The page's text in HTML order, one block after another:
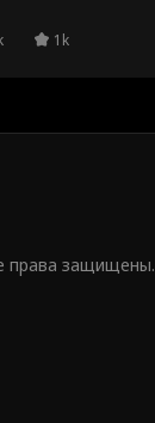
1k
права защищены.